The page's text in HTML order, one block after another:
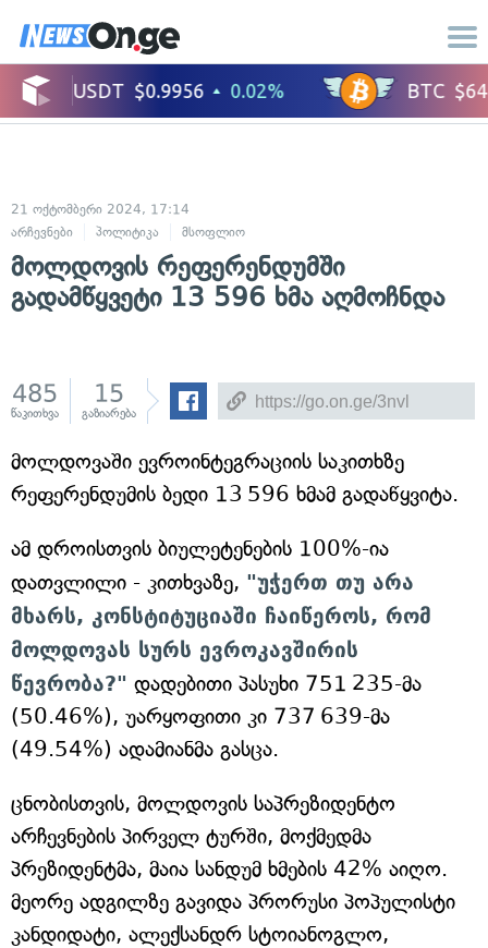
21 ოქტომბერი 2024, 17:14
არჩევნები
პოლიტიკა მსოფლიო
მოლდოვის რეფერენდუმში
გადამწყვეტი 13 596 ხმა აღმოჩნდა
485
წაკითხვა
15
გაზიარება
მოლდოვაში ევროინტეგრაციის საკითხზე
რეფერენდუმის ბედი 13 596 ხმამ გადაწყვიტა.
ამ დროისთვის ბიულეტენების 100%-ია
დათვლილი - კითხვაზე, "უჭერთ თუ არა
მხარს, კონსტიტუციაში ჩაიწეროს, რომ
მოლდოვას სურს ევროკავშირის
წევრობა?" დადებითი პასუხი 751 235-მა
(50.46%), უარყოფითი კი 737 639-მა
(49.54%) ადამიანმა გასცა.
ცნობისთვის, მოლდოვის საპრეზიდენტო
არჩევნების პირველ ტურში, მოქმედმა
პრეზიდენტმა, მაია სანდუმ ხმების 42% აიღო.
მეორე ადგილზე გავიდა პრორუსი პოპულისტი
კანდიდატი, ალექსანდრ სტოიანოგლო,